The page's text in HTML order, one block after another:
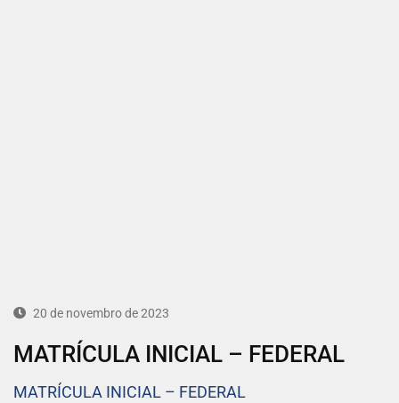
20 de novembro de 2023
MATRÍCULA INICIAL – FEDERAL
MATRÍCULA INICIAL – FEDERAL